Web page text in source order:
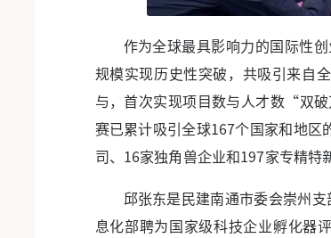
作为全球最具影响力的国际性
规模实现历史性突破，共吸引来自
与，首次实现项目数与人才数“双
赛已累计吸引全球167个国家和地
司、16家独角兽企业和197家专精特
邱张东是民建南通市委会崇州
息化部聘为国家级科技企业孵化器